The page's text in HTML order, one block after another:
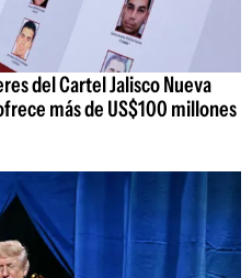
del Cartel Jalisco Nueva
más de US$100 millones